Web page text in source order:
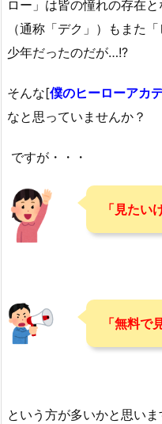
ロー」は皆の憧れの存在
（通称「デク」）もまた
少年だったのだが…!?
そんな[僕のヒーローアカ
なと思っていませんか？
ですが・・・
「見たい
「無料で
という方が多いかと思いま